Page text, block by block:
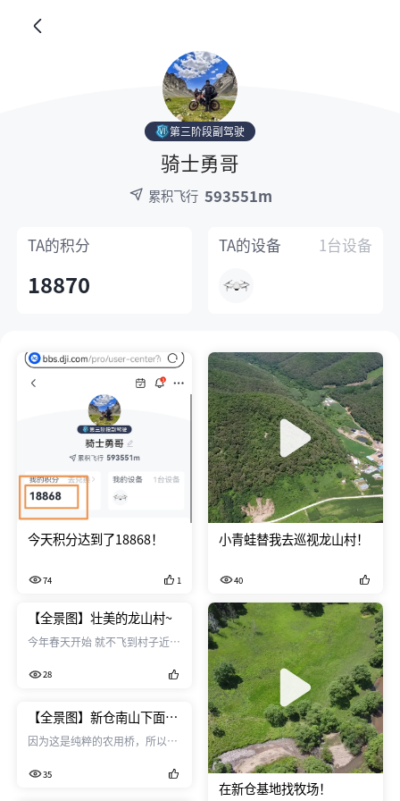
第三阶段副驾驶
骑士勇哥
累积飞行 593551m
TA的积分
18870
TA的设备 1台设备
今天积分达到了18868！
74 1
小青蛙替我去巡视龙山村！
40
【全景图】壮美的龙山村~
今年春天开始 就不飞到村子近处
侧几百米外 飞到村子南侧三百多
28
在新仓基地找牧场！
【全景图】新仓南山下面的
农用桥！
因为这是纯粹的农用桥，所以七
车没人了，所以被我霸占成了专
35